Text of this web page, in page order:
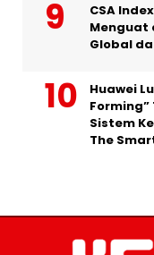
CSA
Menguat
Global
Huawei
Sistem
The